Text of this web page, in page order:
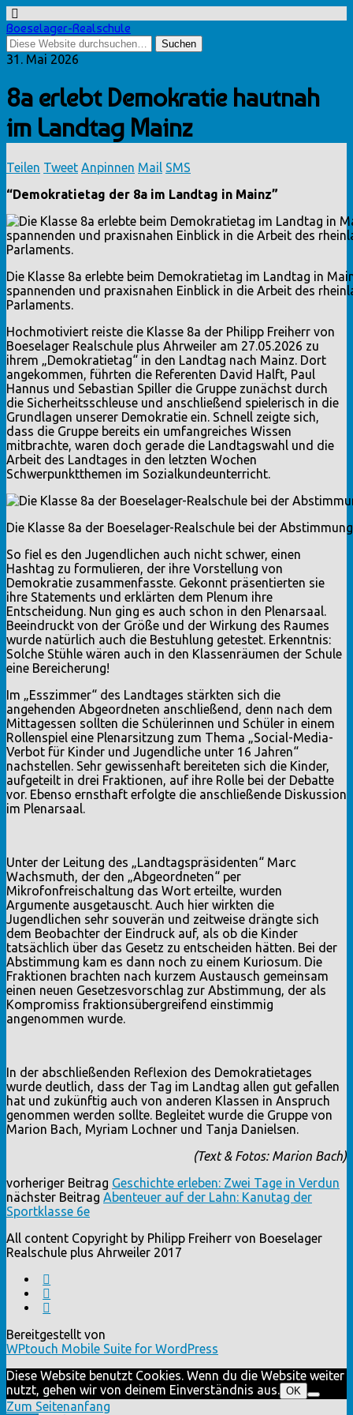
Boeselager-Realschule
31. Mai 2026
8a erlebt Demokratie hautnah
im Landtag Mainz
Teilen Tweet Anpinnen Mail SMS
“Demokratietag der 8a im Landtag in Mainz”
Die Klasse 8a erlebte beim Demokratietag im Landtag in
spannenden und praxisnahen Einblick in die Arbeit des
Parlaments.
Hochmotiviert reiste die Klasse 8a der Philipp Freiherr von
Boeselager Realschule plus Ahrweiler am 27.05.2026 zu
ihrem „Demokratietag“ in den Landtag nach Mainz. Dort
angekommen, führten die Referenten David Halft, Paul
Hannus und Sebastian Spiller die Gruppe zunächst durch
die Sicherheitsschleuse und anschließend spielerisch in die
Grundlagen unserer Demokratie ein. Schnell zeigte sich,
dass die Gruppe bereits ein umfangreiches Wissen
mitbrachte, waren doch gerade die Landtagswahl und die
Arbeit des Landtages in den letzten Wochen
Schwerpunktthemen im Sozialkundeunterricht.
Die Klasse 8a der Boeselager-Realschule bei der
So fiel es den Jugendlichen auch nicht schwer, einen
Hashtag zu formulieren, der ihre Vorstellung von
Demokratie zusammenfasste. Gekonnt präsentierten sie
ihre Statements und erklärten dem Plenum ihre
Entscheidung. Nun ging es auch schon in den Plenarsaal.
Beeindruckt von der Größe und der Wirkung des Raumes
wurde natürlich auch die Bestuhlung getestet. Erkenntnis:
Solche Stühle wären auch in den Klassenräumen der Schule
eine Bereicherung!
Im „Esszimmer“ des Landtages stärkten sich die
angehenden Abgeordneten anschließend, denn nach dem
Mittagessen sollten die Schülerinnen und Schüler in einem
Rollenspiel eine Plenarsitzung zum Thema „Social-Media-
Verbot für Kinder und Jugendliche unter 16 Jahren“
nachstellen. Sehr gewissenhaft bereiteten sich die Kinder,
aufgeteilt in drei Fraktionen, auf ihre Rolle bei der Debatte
vor. Ebenso ernsthaft erfolgte die anschließende Diskussion
im Plenarsaal.
Unter der Leitung des „Landtagspräsidenten“ Marc
Wachsmuth, der den „Abgeordneten“ per
Mikrofonfreischaltung das Wort erteilte, wurden
Argumente ausgetauscht. Auch hier wirkten die
Jugendlichen sehr souverän und zeitweise drängte sich
dem Beobachter der Eindruck auf, als ob die Kinder
tatsächlich über das Gesetz zu entscheiden hätten. Bei der
Abstimmung kam es dann noch zu einem Kuriosum. Die
Fraktionen brachten nach kurzem Austausch gemeinsam
einen neuen Gesetzesvorschlag zur Abstimmung, der als
Kompromiss fraktionsübergreifend einstimmig
angenommen wurde.
In der abschließenden Reflexion des Demokratietages
wurde deutlich, dass der Tag im Landtag allen gut gefallen
hat und zukünftig auch von anderen Klassen in Anspruch
genommen werden sollte. Begleitet wurde die Gruppe von
Marion Bach, Myriam Lochner und Tanja Danielsen.
(Text & Fotos: Marion Bach)
vorheriger Beitrag Geschichte erleben: Zwei Tage in Verdun
nächster Beitrag Abenteuer auf der Lahn: Kanutag der
Sportklasse 6e
All content Copyright by Philipp Freiherr von Boeselager
Realschule plus Ahrweiler 2017
Bereitgestellt von
WPtouch Mobile Suite for WordPress
Diese Website benutzt Cookies. Wenn du die Website weiter
nutzt, gehen wir von deinem Einverständnis aus. OK
Zum Seitenanfang